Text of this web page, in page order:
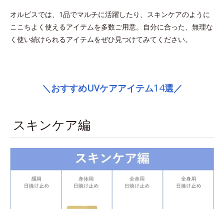
オルビスでは、1品でマルチに活躍したり、スキンケアのように
ここちよく使えるアイテムを多数ご用意。自分に合った、無理な
く使い続けられるアイテムをぜひ見つけてみてください。
＼おすすめUVケアアイテム14選／
スキンケア編